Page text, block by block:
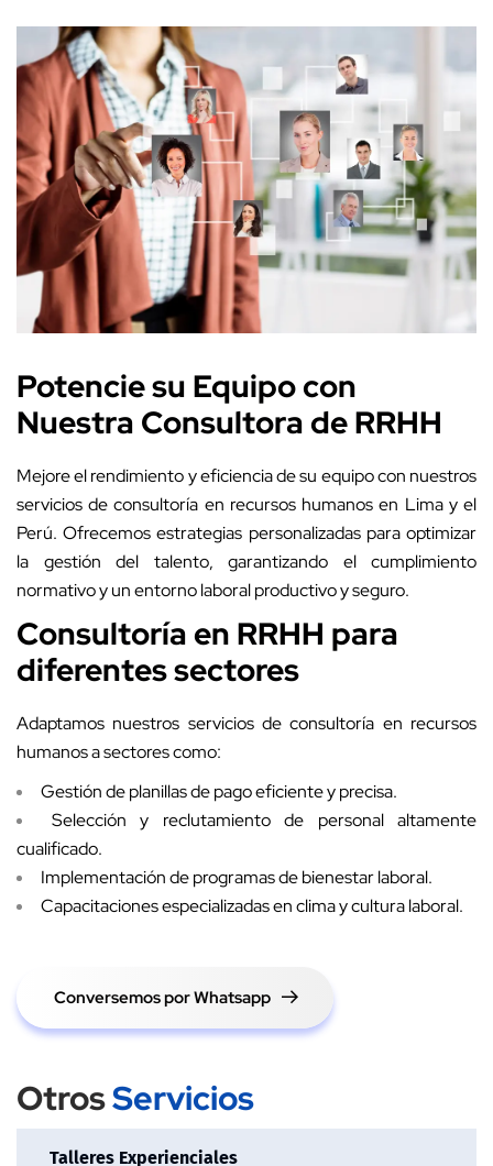
OtrosServicios
Talleres Experienciales
Potencie su Equipo con
Nuestra Consultora de RRHH
Mejore el rendimiento y eficiencia de su equipo con nuestros
servicios de consultoría en recursos humanos en Lima y el
Perú. Ofrecemos estrategias personalizadas para optimizar
la gestión del talento, garantizando el cumplimiento
normativo y un entorno laboral productivo y seguro.
Consultoría en RRHH para
diferentes sectores
Adaptamos nuestros servicios de consultoría en recursos
humanos a sectores como:
Gestión de planillas de pago eficiente y precisa.
Selección y reclutamiento de personal altamente
cualificado.
Implementación de programas de bienestar laboral.
Capacitaciones especializadas en clima y cultura laboral.
Conversemos por Whatsapp